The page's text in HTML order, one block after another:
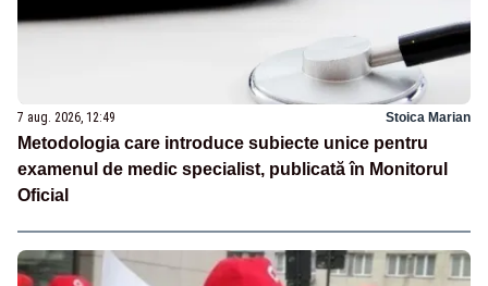
7 aug. 2026, 12:49 Stoica Marian
Metodologia care introduce subiecte unice pentru
examenul de medic specialist, publicată în Monitorul
Oficial